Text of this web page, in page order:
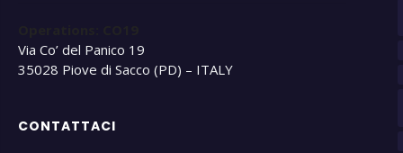
Via Co’ del Panico 19
35028 Piove di Sacco (PD) – ITALY
CONTATTACI